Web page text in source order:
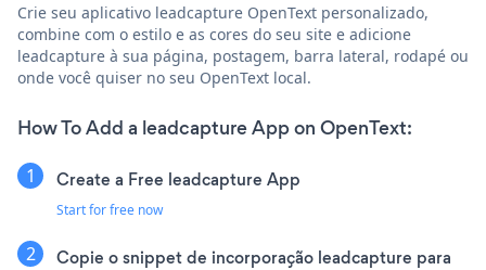
Crie seu aplicativo leadcapture OpenText personalizado,
combine com o estilo e as cores do seu site e adicione
leadcapture à sua página, postagem, barra lateral, rodapé ou
onde você quiser no seu OpenText local.
How To Add a leadcapture App on OpenText:
Create a Free leadcapture App
Start for free now
Copie o snippet de incorporação leadcapture para